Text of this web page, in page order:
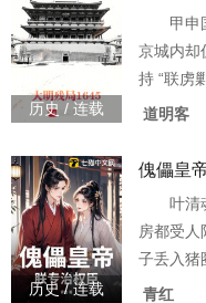
大。 来
值的肢
历史 / 连载
甲申
京城内却
持 “联虏
雷劈下
谍？马士
亡，等
身入局，
易服！ “
道明客
历史 / 连载
傀儡皇
叶清
房都受
子丢入
青红